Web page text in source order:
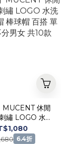
MUCENT 休閒
繡 LOGO 水洗
棒球帽 百搭 單
分男女 共10款
6.4折